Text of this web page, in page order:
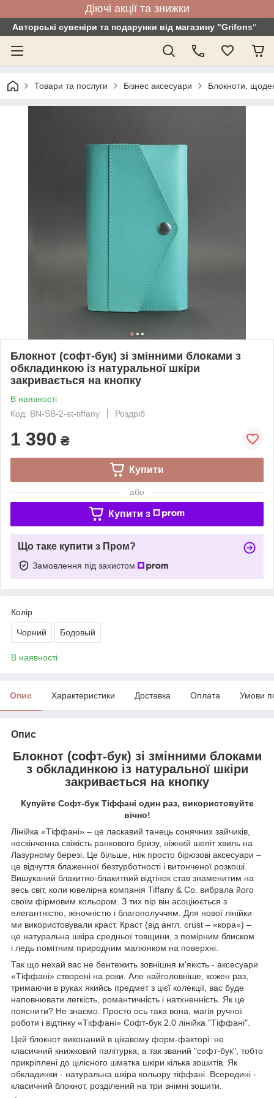
Діючі акції та знижки
Авторські сувеніри та подарунки від магазину "Grifons"
Товари та послуги Бізнес аксесуари Блокноти,
Блокнот (софт-бук) зі змінними блоками з
обкладинкою із натуральної шкіри
закривається на кнопку
В наявності
Код: BN-SB-2-st-tiffany
Роздріб
1 390 ₴
Купити
або
Купити з
Що таке купити з Пром?
Замовлення під захистом
Колір
Чорний Бодовый
В наявності
Опис Характеристики Доставка Оплата Умови
Опис
Блокнот (софт-бук) зі змінними блоками
з обкладинкою із натуральної шкіри
закривається на кнопку
Купуйте Софт-бук Тіффані один раз, використовуйте
вічно!
Лінійка «Тіффані» – це ласкавий танець сонячних зайчиків,
нескінченна свіжість ранкового бризу, ніжний шепіт хвиль на
Лазурному березі. Це більше, ніж просто бірюзові аксесуари –
це відчуття блаженної безтурботності і витонченої розкоші.
Вишуканий блакитно-блакитний відтінок став знаменитим на
весь світ, коли ювелірна компанія Tiffany & Co. вибрала його
своїм фірмовим кольором. З тих пір він асоціюється з
елегантністю, жіночністю і благополуччям. Для нової лінійки
ми використовували краст. Краст (від англ. crust – «кора») –
це натуральна шкіра средньої товщини, з помірним блиском
і ледь помітним природним малюнком на поверхні.
Так що нехай вас не бентежить зовнішня м'якість - аксесуари
«Тіффані» створені на роки. Але найголовніше, кожен раз,
тримаючи в руках якийсь предмет з цієї колекції, вас буде
наповнювати легкість, романтичність і натхненність. Як це
пояснити? Не знаємо. Просто ось така вона, магія ручної
роботи і відтінку «Тіффані» Софт-бук 2.0 лінійка "Тіффані".
Цей блокнот виконаний в цікавому форм-факторі: не
класичний книжковий палітурка, а так званий "софт-бук", тобто
прикріплені до цілісного шматка шкіри кілька зошитів. Як
обкладинки - натуральна шкіра кольору тіффані. Всередині -
класичний блокнот, розділений на три знімні зошити.